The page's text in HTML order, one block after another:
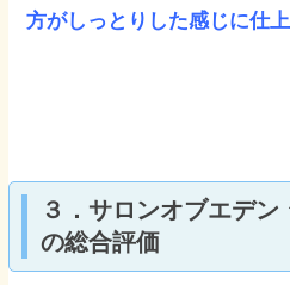
方がしっとりした感じに仕上
３．サロンオブエデ
の総合評価